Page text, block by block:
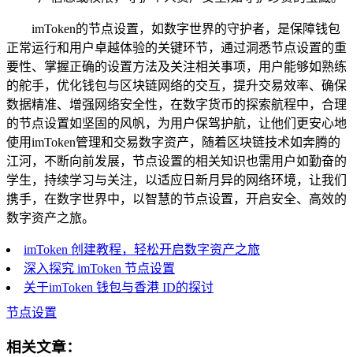
imToken的节点设置，如数字世界的守护者，是保障钱包
正常运行和用户卓越体验的关键环节，通过洞悉节点设置的重
要性、掌握正确的设置方法及关注相关事项，用户能够如熟练
的舵手，优化钱包与区块链网络的交互，提升交易效率、确保
数据精准、增强网络安全性，在数字货币的探索航程中，合理
的节点设置如坚固的风帆，为用户保驾护航，让他们更安心地
使用imToken管理和交易数字资产，随着区块链技术如奔腾的
江河，不断向前发展，节点设置的相关知识也需用户如勤奋的
学生，持续学习与关注，以适应日新月异的网络环境，让我们
携手，在数字世界中，以智慧的节点设置，开启安全、高效的
数字资产之旅。
imToken 创建教程，轻松开启数字资产之旅
深入探究 imToken 节点设置
关于imToken 钱包与香港 ID的探讨
节点设置
相关文章：